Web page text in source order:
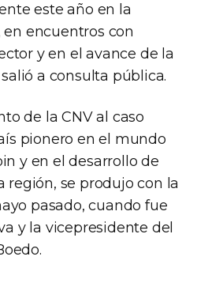
este año en la
encuentros con
y en el avance de la
a consulta pública.
de la CNV al caso
pionero en el mundo
y en el desarrollo de
región, se produjo con la
pasado, cuando fue
y la vicepresidente del